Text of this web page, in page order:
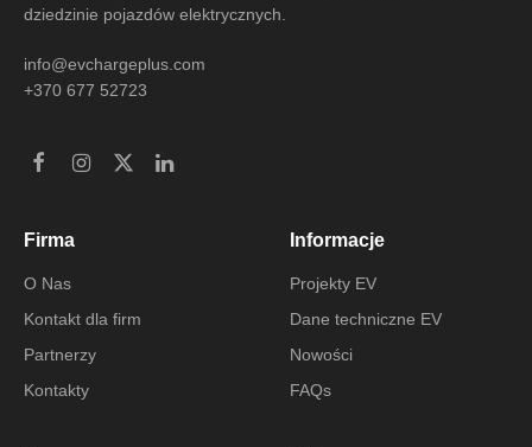
dziedzinie pojazdów elektrycznych.
info@evchargeplus.com
+370 677 52723
Firma
O Nas
Kontakt dla firm
Partnerzy
Kontakty
Informacje
Projekty EV
Dane techniczne EV
Nowości
FAQs